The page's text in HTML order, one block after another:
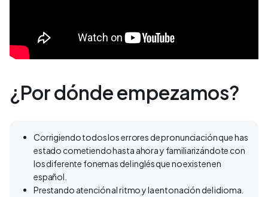
¿Por dónde empezamos?
Corrigiendo todos los errores de pronunciación que has
estado cometiendo hasta ahora y familiarizándote con
los diferente fonemas del inglés que no existen en
español.
Prestando atención al ritmo y la entonación del idioma.